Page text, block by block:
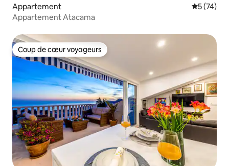
Appartement
5 (74)
Appartement Atacama
Coup de cœur voyageurs
Coup de cœur voyageurs